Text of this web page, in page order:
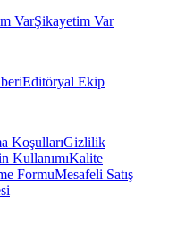
VarŞikayetim Var
Editöryal Ekip
KoşullarıGizlilik
KullanımıKalite
FormuMesafeli Satış